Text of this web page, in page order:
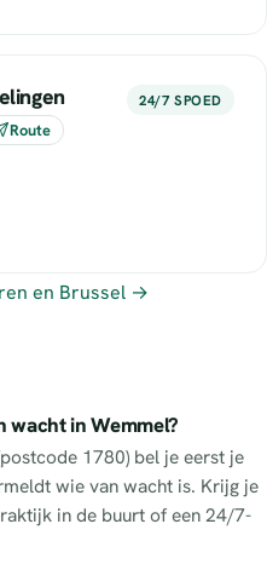
24/7 SPOED
Route
en Brussel →
wacht in Wemmel?
1780) bel je eerst je
wie van wacht is. Krijg je
in de buurt of een 24/7-